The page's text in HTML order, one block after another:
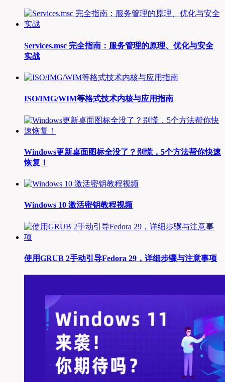
Services.msc 完全指南：服务管理的原理、优化与安全
实战
ISO/IMG/WIM等格式技术内核与应用指南
Windows更新桌面图标全没了？别慌，5个方法帮你快速
恢复！
Windows 10 激活密钥教程视频
使用GRUB 2手动引导Fedora 29，详细步骤与注意事项